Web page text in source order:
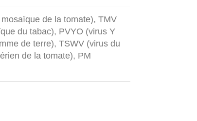
de la tomate), TMV
du tabac), PVYO (virus Y
de terre), TSWV (virus du
de la tomate), PM